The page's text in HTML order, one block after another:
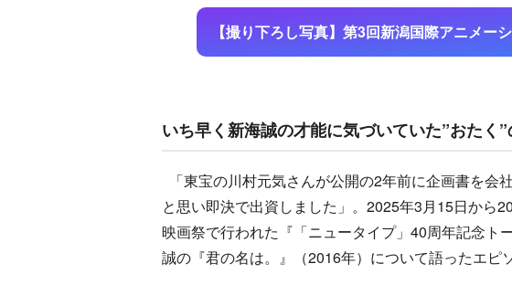
【撮り下ろし写真】第3回新潟国際アニメー
いち早く新海誠の才能に気づいていた”おたく
「東宝の川村元気さんが公開の2年前に企画書を会
と思い即決で出資しました」。2025年3月15日から
映画祭で行われた『「ニュータイプ」40周年記念ト
誠の『君の名は。』（2016年）について語ったエピ